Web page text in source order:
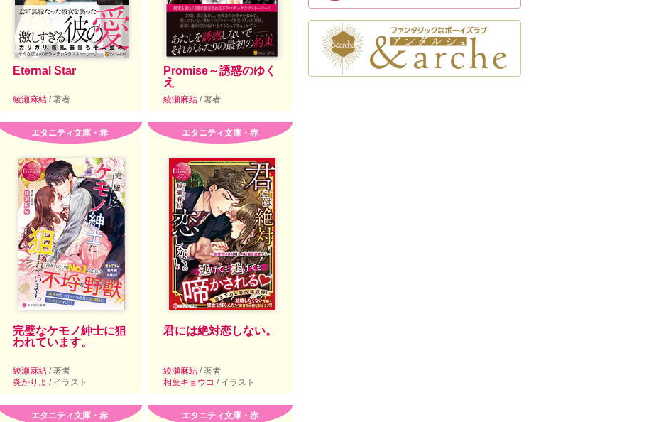
Eternal Star
綾瀬麻結 / 著者
Promise～誘惑のゆく
え
綾瀬麻結 / 著者
エタニティ文庫・赤
完璧なケモノ紳士に狙
われています。
綾瀬麻結 / 著者
炎かりよ / イラスト
エタニティ文庫・赤
君には絶対恋しない。
綾瀬麻結 / 著者
相葉キョウコ / イラスト
エタニティ文庫・赤 エタニティ文庫・赤